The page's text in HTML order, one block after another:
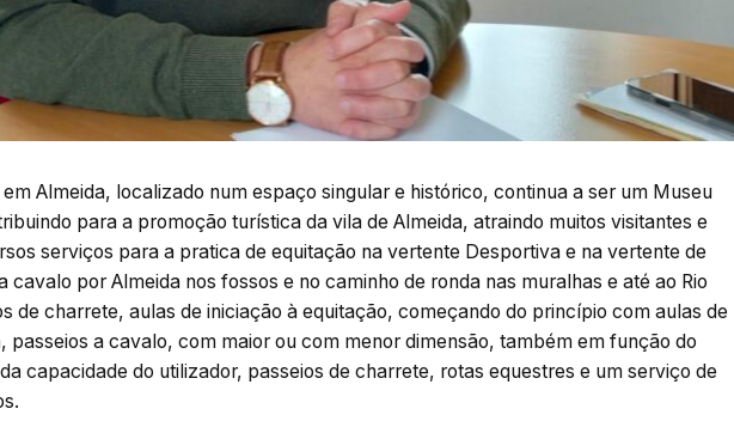
em Almeida, localizado num espaço singular e histórico, continua a ser um Museu
para a promoção turística da vila de Almeida, atraindo muitos visitantes e
serviços para a pratica de equitação na vertente Desportiva e na vertente de
cavalo por Almeida nos fossos e no caminho de ronda nas muralhas e até ao Rio
de charrete, aulas de iniciação à equitação, começando do princípio com aulas de
passeios a cavalo, com maior ou com menor dimensão, também em função do
capacidade do utilizador, passeios de charrete, rotas equestres e um serviço de